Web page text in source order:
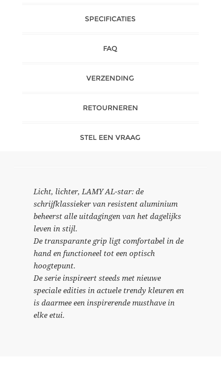
SPECIFICATIES
FAQ
VERZENDING
RETOURNEREN
STEL EEN VRAAG
Licht, lichter, LAMY AL-star: de
schrijfklassieker van resistent aluminium
beheerst alle uitdagingen van het dagelijks
leven in stijl.
De transparante grip ligt comfortabel in de
hand en functioneel tot een optisch
hoogtepunt.
De serie inspireert steeds met nieuwe
speciale edities in actuele trendy kleuren en
is daarmee een inspirerende musthave in
elke etui.